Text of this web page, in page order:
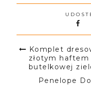
Komplet
złotym haftem
butelkowej
Penelope